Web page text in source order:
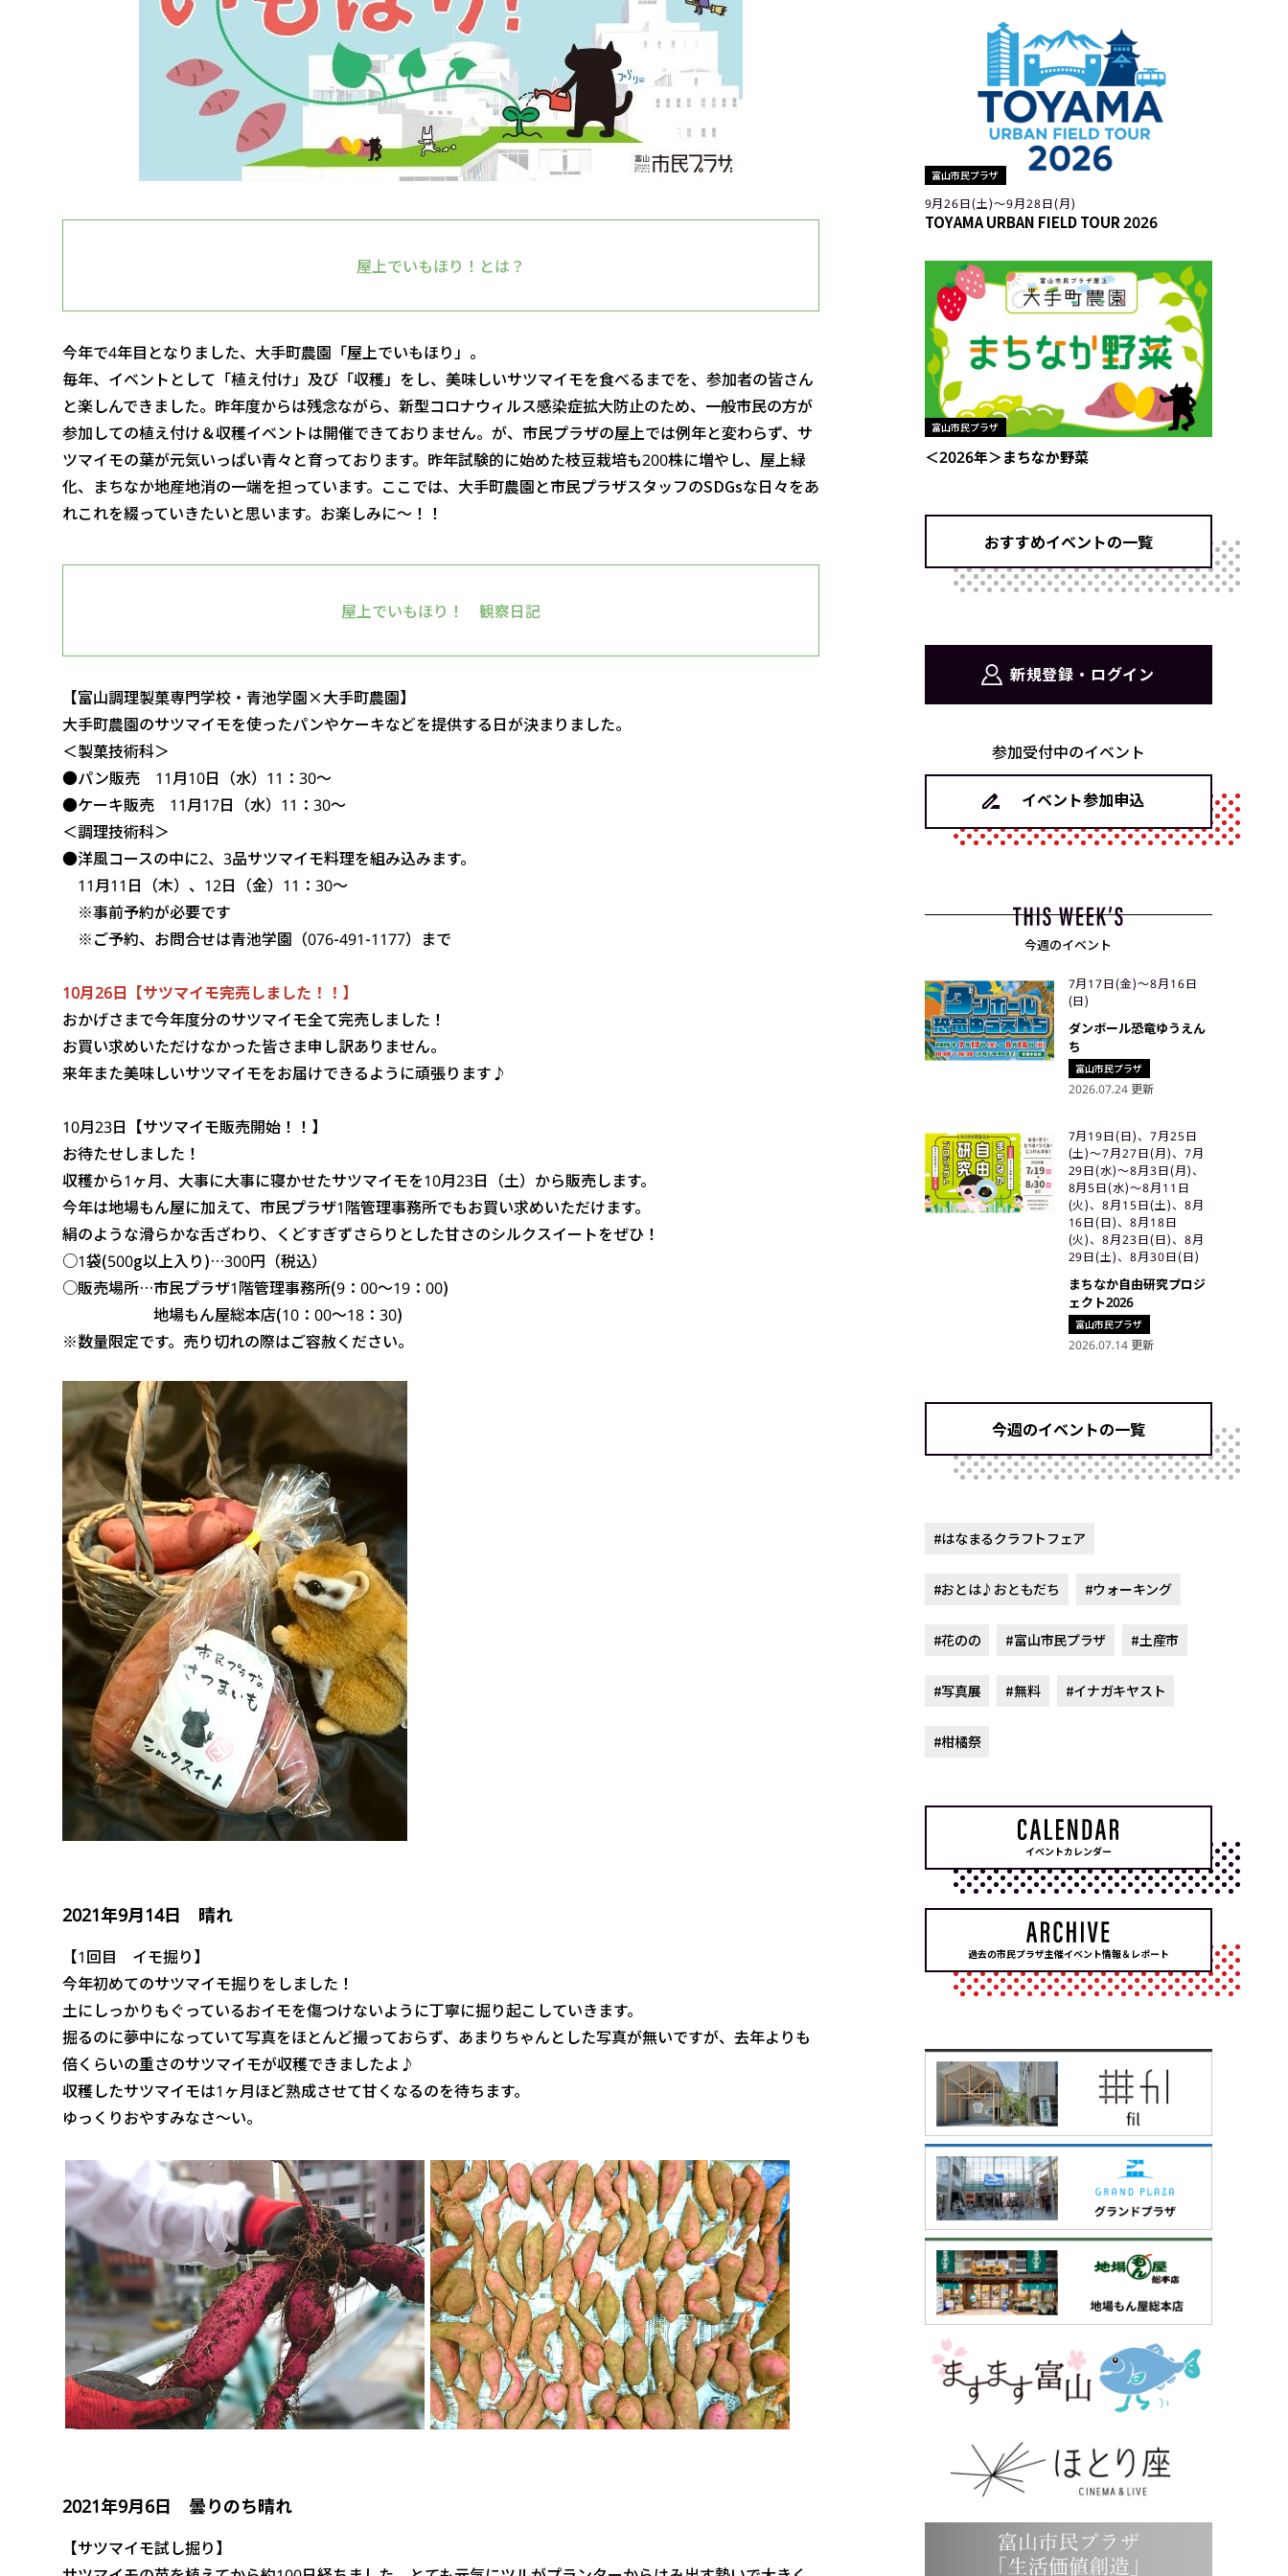
屋上でいもほり！とは？
今年で4年目となりました、大手町農園「屋上でいもほり」。
毎年、イベントとして「植え付け」及び「収穫」をし、美味しいサツマイモを食べるまでを、参加者の皆さん
と楽しんできました。昨年度からは残念ながら、新型コロナウィルス感染症拡大防止のため、一般市民の方が
参加しての植え付け＆収穫イベントは開催できておりません。が、市民プラザの屋上では例年と変わらず、サ
ツマイモの葉が元気いっぱい青々と育っております。昨年試験的に始めた枝豆栽培も200株に増やし、屋上緑
化、まちなか地産地消の一端を担っています。ここでは、大手町農園と市民プラザスタッフのSDGsな日々をあ
れこれを綴っていきたいと思います。お楽しみに～！！
屋上でいもほり！ 観察日記
【富山調理製菓専門学校・青池学園×大手町農園】
大手町農園のサツマイモを使ったパンやケーキなどを提供する日が決まりました。
＜製菓技術科＞
●パン販売 11月10日（水）11：30～
●ケーキ販売 11月17日（水）11：30～
＜調理技術科＞
●洋風コースの中に2、3品サツマイモ料理を組み込みます。
11月11日（木）、12日（金）11：30～
※事前予約が必要です
※ご予約、お問合せは青池学園（076-491-1177）まで
10月26日【サツマイモ完売しました！！】
おかげさまで今年度分のサツマイモ全て完売しました！
お買い求めいただけなかった皆さま申し訳ありません。
来年また美味しいサツマイモをお届けできるように頑張ります♪
10月23日【サツマイモ販売開始！！】
お待たせしました！
収穫から1ヶ月、大事に大事に寝かせたサツマイモを10月23日（土）から販売します。
今年は地場もん屋に加えて、市民プラザ1階管理事務所でもお買い求めいただけます。
絹のような滑らかな舌ざわり、くどすぎずさらりとした甘さのシルクスイートをぜひ！
○1袋(500g以上入り)…300円（税込）
○販売場所…市民プラザ1階管理事務所(9：00～19：00)
地場もん屋総本店(10：00～18：30)
※数量限定です。売り切れの際はご容赦ください。
2021年9月14日 晴れ
【1回目 イモ掘り】
今年初めてのサツマイモ掘りをしました！
土にしっかりもぐっているおイモを傷つけないように丁寧に掘り起こしていきます。
掘るのに夢中になっていて写真をほとんど撮っておらず、あまりちゃんとした写真が無いですが、去年よりも
倍くらいの重さのサツマイモが収穫できましたよ♪
収穫したサツマイモは1ヶ月ほど熟成させて甘くなるのを待ちます。
ゆっくりおやすみなさ～い。
2021年9月6日 曇りのち晴れ
【サツマイモ試し掘り】
富山市民プラザ
9月26日(土)〜9月28日(月)
TOYAMA URBAN FIELD TOUR 2026
富山市民プラザ
＜2026年＞まちなか野菜
おすすめイベントの一覧
新規登録・ログイン
参加受付中のイベント
イベント参加申込
今週のイベント
富山市民プラザ
7月17日(金)〜8月16日
(日)
ダンボール恐竜ゆうえん
ち
2026.07.24 更新
富山市民プラザ
7月19日(日)、7月25日
(土)〜7月27日(月)、7月
29日(水)〜8月3日(月)、
8月5日(水)〜8月11日
(火)、8月15日(土)、8月
16日(日)、8月18日
(火)、8月23日(日)、8月
29日(土)、8月30日(日)
まちなか自由研究プロジ
ェクト2026
2026.07.14 更新
今週のイベントの一覧
#はなまるクラフトフェア
#おとは♪おともだち #ウォーキング
#花のの #富山市民プラザ #土産市
#写真展 #無料 #イナガキヤスト
#柑橘祭
イベントカレンダー
過去の市民プラザ主催イベント情報＆レポート